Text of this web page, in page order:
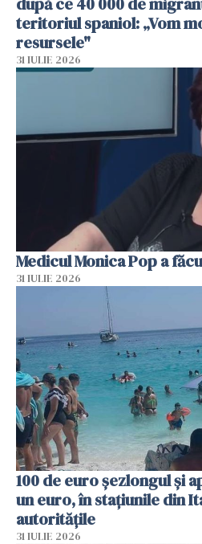
teritoriul spaniol: „Vom
resursele"
31 IULIE 2026
Medicul Monica Pop a
31 IULIE 2026
100 de euro șezlongul și
un euro, în stațiunile din
autoritățile
31 IULIE 2026